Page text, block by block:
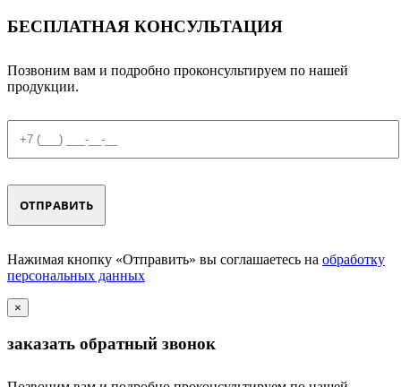
БЕСПЛАТНАЯ КОНСУЛЬТАЦИЯ
Позвоним вам и подробно проконсультируем по нашей
продукции.
Нажимая кнопку «Отправить» вы соглашаетесь на обработку
персональных данных
×
заказать обратный звонок